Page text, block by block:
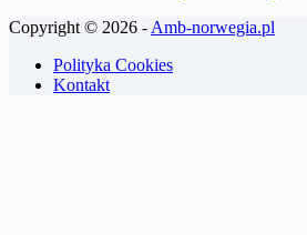
Copyright © 2026 - Amb-norwegia.pl
Polityka Cookies
Kontakt